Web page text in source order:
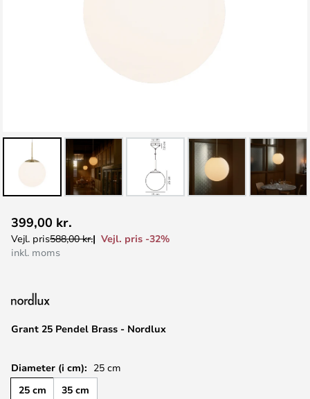
til
starten
Grant 25 Pendel Brass - Nordlux
399,00 kr.
Vejl. pris588,00 kr.
Vejl. pris -32%
inkl. moms
Diameter (i cm): 25 cm
25 cm
35 cm